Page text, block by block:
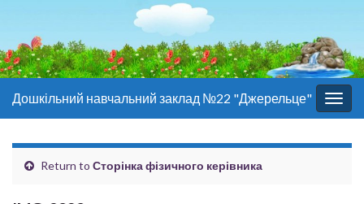
Дошкільний навчальний заклад №22 "Джерельце"
Return to Сторінка фізичного керівника